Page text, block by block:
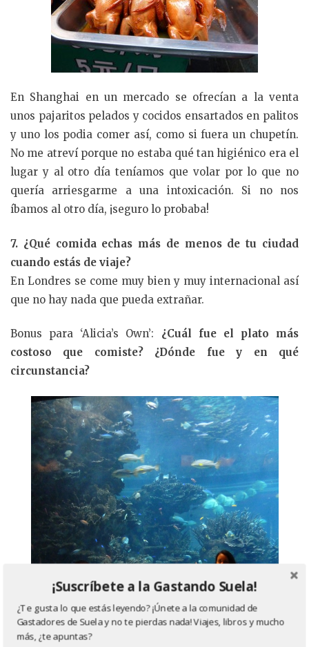
En Shanghai en un mercado se ofrecían a la venta
unos pajaritos pelados y cocidos ensartados en palitos
y uno los podia comer así, como si fuera un chupetín.
No me atreví porque no estaba qué tan higiénico era el
lugar y al otro día teníamos que volar por lo que no
quería arriesgarme a una intoxicación. Si no nos
íbamos al otro día, ¡seguro lo probaba!
7. ¿Qué comida echas más de menos de tu ciudad
cuando estás de viaje?
En Londres se come muy bien y muy internacional así
que no hay nada que pueda extrañar.
Bonus para ‘Alicia’s Own’: ¿Cuál fue el plato más
costoso que comiste? ¿Dónde fue y en qué
circunstancia?
¡Suscríbete a la Gastando Suela!
¿Te gusta lo que estás leyendo? ¡Únete a la comunidad de
Gastadores de Suela y no te pierdas nada! Viajes, libros y mucho
más, ¿te apuntas?